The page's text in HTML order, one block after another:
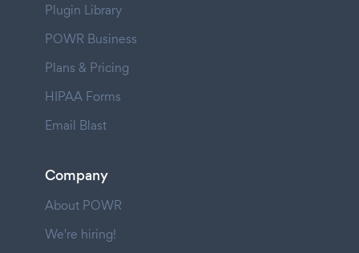
Plugin Library
POWR Business
Plans & Pricing
HIPAA Forms
Email Blast
Company
About POWR
We're hiring!